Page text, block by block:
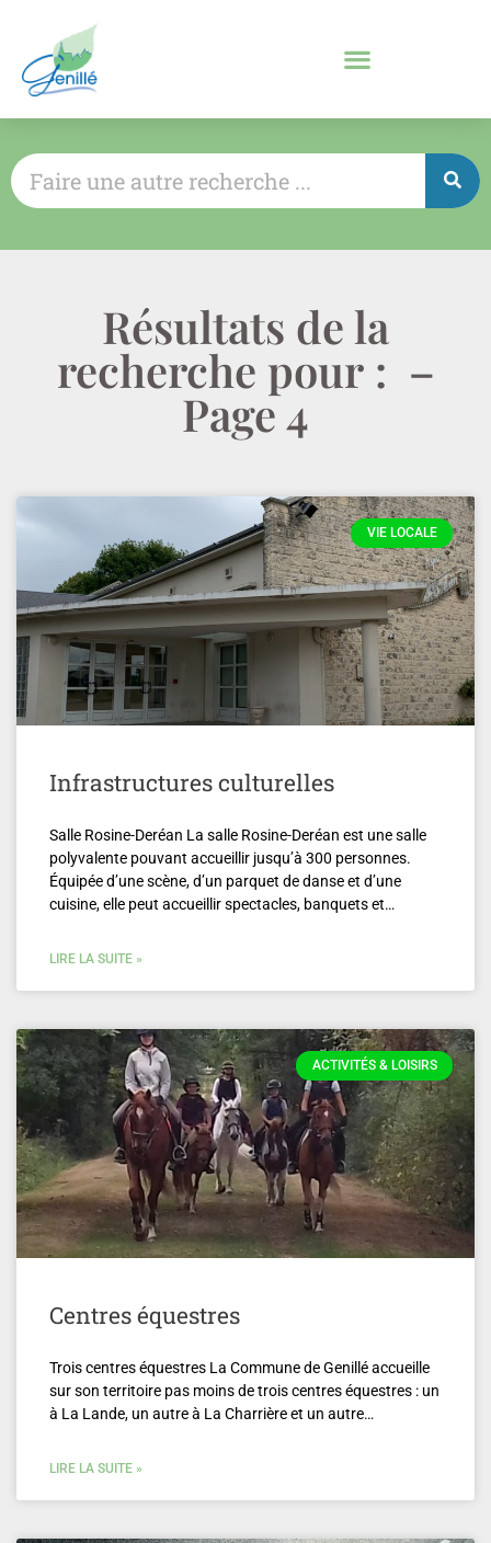
Résultats de la
recherche pour : –
Page 4
VIE LOCALE
Infrastructures culturelles
Salle Rosine-Deréan La salle Rosine-Deréan est une salle
polyvalente pouvant accueillir jusqu’à 300 personnes.
Équipée d’une scène, d’un parquet de danse et d’une
cuisine, elle peut accueillir spectacles, banquets et…
LIRE LA SUITE »
ACTIVITÉS & LOISIRS
Centres équestres
Trois centres équestres La Commune de Genillé accueille
sur son territoire pas moins de trois centres équestres : un
à La Lande, un autre à La Charrière et un autre…
LIRE LA SUITE »